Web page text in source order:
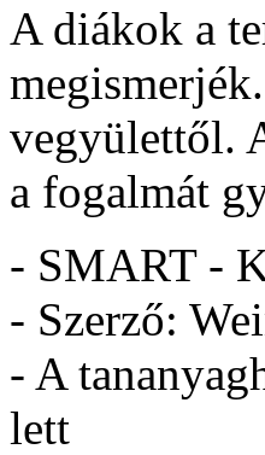
A diákok a
vegyülettől.
a fogalmát
- SMART -
- Szerző:
- A
lett